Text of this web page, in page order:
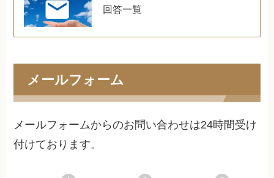
回答一覧
メールフォーム
メールフォームからのお問い合わせは24時間受け
付けております。